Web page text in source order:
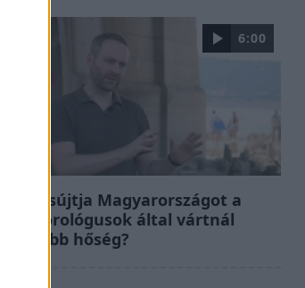
6:00
Miért sújtja Magyarországot a
meteorológusok által vártnál
nagyobb hőség?